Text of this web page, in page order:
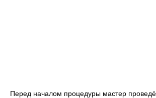
Перед началом процедуры мастер